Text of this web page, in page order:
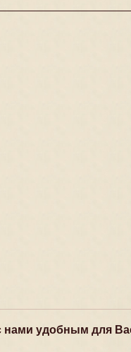
нами удобным для